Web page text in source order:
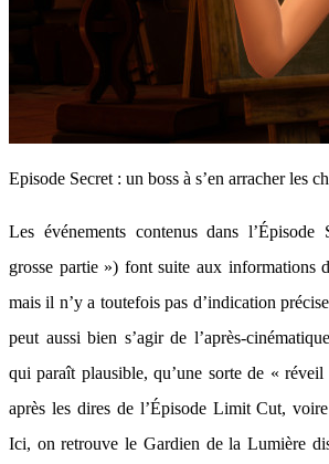
Episode Secret : un boss à s’en arracher les
Les événements contenus dans
grosse partie ») font suite aux informations
mais il n’y a toutefois pas d’indication
peut aussi bien s’agir de l’après-
qui paraît plausible, qu’une sorte de «
après les dires de l’Épisode Limit Cut,
Ici, on retrouve le Gardien de la Lumière